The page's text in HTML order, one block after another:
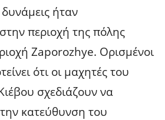
δυνάμεις ήταν
περιοχή της πόλης
Zaporozhye. Ορισμένοι
ότι οι μαχητές του
σχεδιάζουν να
κατεύθυνση του